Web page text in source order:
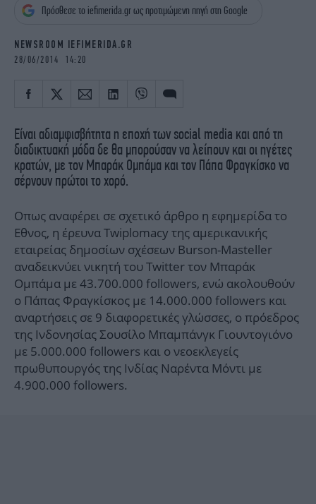
iBOOKS
ΖΩΔΙΑ
MEDIA
NEWSLETTER
Πρόσθεσε το iefimerida.gr ως προτιμώμενη πηγή στη Google
NEWSROOM IEFIMERIDA.GR
28/06/2014 14:20
Είναι αδιαμφισβήτητα η εποχή των social media και από τη
διαδικτυακή μόδα δε θα μπορούσαν να λείπουν και οι ηγέτες
κρατών, με τον Μπαράκ Ομπάμα και τον Πάπα Φραγκίσκο να
σέρνουν πρώτοι το χορό.
Οπως αναφέρει σε σχετικό άρθρο η εφημερίδα το
Εθνος, η έρευνα Twiplomacy της αμερικανικής
εταιρείας δημοσίων σχέσεων Burson-Masteller
αναδεικνύει νικητή του Twitter τον Μπαράκ
Ομπάμα με 43.700.000 followers, ενώ ακολουθούν
ο Πάπας Φραγκίσκος με 14.000.000 followers και
αναρτήσεις σε 9 διαφορετικές γλώσσες, ο πρόεδρος
της Ινδονησίας Σουσίλο Μπαμπάνγκ Γιουντογιόνο
με 5.000.000 followers και ο νεοεκλεγείς
πρωθυπουργός της Ινδίας Ναρέντα Μόντι με
4.900.000 followers.